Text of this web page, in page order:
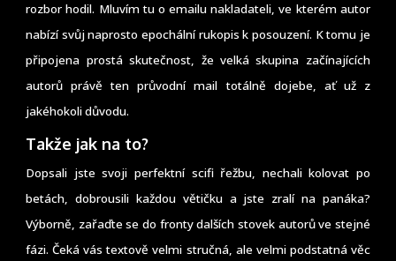
rozbor hodil. Mluvím tu o emailu nakladateli, ve kterém autor
nabízí svůj naprosto epochální rukopis k posouzení. K tomu je
připojena prostá skutečnost, že velká skupina začínajících
autorů právě ten průvodní mail totálně dojebe, ať už z
jakéhokoli důvodu.
Takže jak na to?
Dopsali jste svoji perfektní scifi řežbu, nechali kolovat po
betách, dobrousili každou větičku a jste zralí na panáka?
Výborně, zařaďte se do fronty dalších stovek autorů ve stejné
fázi. Čeká vás textově velmi stručná, ale velmi podstatná věc